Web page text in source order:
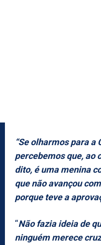
“Se olharmos para a
percebemos que, ao
dito, é uma menina
que não avançou
porque teve a
“Não fazia ideia de
ninguém merece